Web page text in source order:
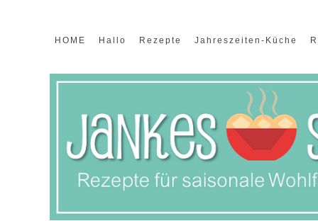
HOME Hallo Rezepte Jahreszeiten-Küche